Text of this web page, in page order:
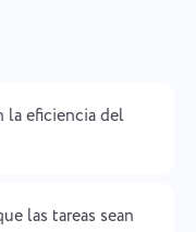
la eficiencia del
las tareas sean
roles para